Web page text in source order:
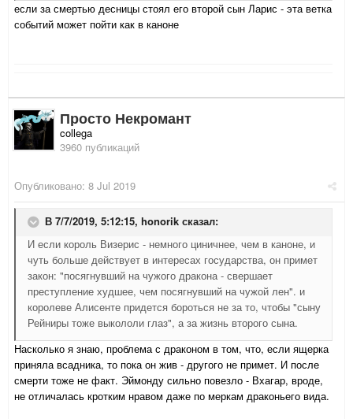
если за смертью десницы стоял его второй сын Ларис - эта ветка
событий может пойти как в каноне
Просто Некромант
collega
3960 публикаций
Опубликовано: 8 Jul 2019
В 7/7/2019, 5:12:15, honorik сказал:
И если король Визерис - немного циничнее, чем в каноне, и
чуть больше действует в интересах государства, он примет
закон: "посягнувший на чужого дракона - свершает
преступление худшее, чем посягнувший на чужой лен". и
королеве Алисенте придется бороться не за то, чтобы "сыну
Рейниры тоже выкололи глаз", а за жизнь второго сына.
Насколько я знаю, проблема с драконом в том, что, если ящерка
приняла всадника, то пока он жив - другого не примет. И после
смерти тоже не факт. Эймонду сильно повезло - Вхагар, вроде,
не отличалась кротким нравом даже по меркам драконьего вида.